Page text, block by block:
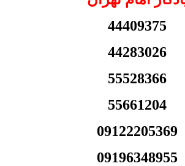
44409375
44283026
55528366
55661204
09122205369
09196348955